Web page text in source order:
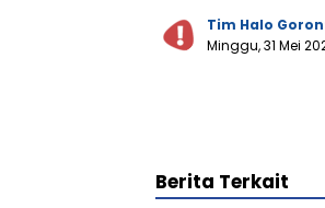
Tim Halo
Minggu, 31 Mei
Berita Terkait